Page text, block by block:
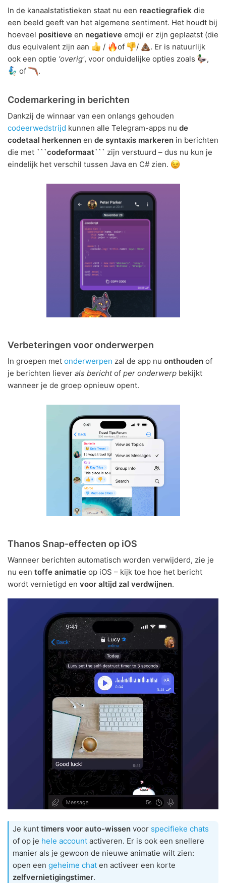
In de kanaalstatistieken staat nu een reactiegrafiek die
een beeld geeft van het algemene sentiment. Het houdt bij
hoeveel positieve en negatieve emoji er zijn geplaatst (die
dus equivalent zijn aan
/ of /
. Er is natuurlijk
ook een optie 'overig', voor onduidelijke opties zoals
,
of
.
Codemarkering in berichten
Dankzij de winnaar van een onlangs gehouden
codeerwedstrijd kunnen alle Telegram-apps nu de
codetaal herkennen en de syntaxis markeren in berichten
die met ```codeformaat``` zijn verstuurd – dus nu kun je
eindelijk het verschil tussen Java en C# zien.
Verbeteringen voor onderwerpen
In groepen met onderwerpen zal de app nu onthouden of
je berichten liever als berichtof per onderwerp bekijkt
wanneer je de groep opnieuw opent.
Thanos Snap-effecten op iOS
Wanneer berichten automatisch worden verwijderd, zie je
nu een toffe animatie op iOS – kijk toe hoe het bericht
wordt vernietigd en voor altijd zal verdwijnen.
Je kunt timers voor auto-wissen voor specifieke chats
of op je hele account activeren. Er is ook een snellere
manier als je gewoon de nieuwe animatie wilt zien:
open een geheime chat en activeer een korte
zelfvernietigingstimer.